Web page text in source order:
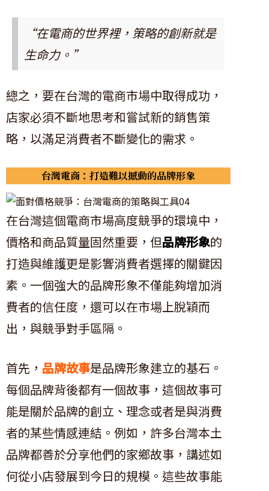
“在電商的世界裡，策略的創新就是
生命力。”
總之，要在台灣的電商市場中取得成功，
店家必須不斷地思考和嘗試新的銷售策
略，以滿足消費者不斷變化的需求。
台灣電商：打造難以撼動的品牌形象
在台灣這個電商市場高度競爭的環境中，
價格和商品質量固然重要，但品牌形象的
打造與維護更是影響消費者選擇的關鍵因
素。一個強大的品牌形象不僅能夠增加消
費者的信任度，還可以在市場上脫穎而
出，與競爭對手區隔。
首先， 品牌故事是品牌形象建立的基石。
每個品牌背後都有一個故事，這個故事可
能是關於品牌的創立、理念或者是與消費
者的某些情感連結。例如，許多台灣本土
品牌都善於分享他們的家鄉故事，講述如
何從小店發展到今日的規模。這些故事能